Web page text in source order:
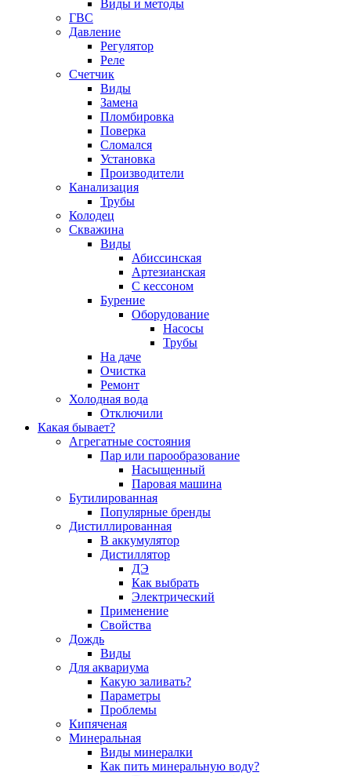
Виды и методы
ГВС
Давление
Регулятор
Реле
Счетчик
Виды
Замена
Пломбировка
Поверка
Сломался
Установка
Производители
Канализация
Трубы
Колодец
Скважина
Виды
Абиссинская
Артезианская
С кессоном
Бурение
Оборудование
Насосы
Трубы
На даче
Очистка
Ремонт
Холодная вода
Отключили
Какая бывает?
Агрегатные состояния
Пар или парообразование
Насыщенный
Паровая машина
Бутилированная
Популярные бренды
Дистиллированная
В аккумулятор
Дистиллятор
ДЭ
Как выбрать
Электрический
Применение
Свойства
Дождь
Виды
Для аквариума
Какую заливать?
Параметры
Проблемы
Кипяченая
Минеральная
Виды минералки
Как пить минеральную воду?